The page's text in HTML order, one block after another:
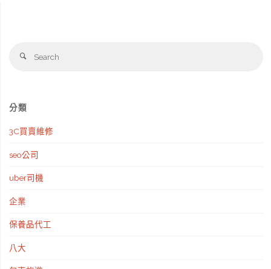
Search
分類
3C買賣維修
seo公司
uber司機
企業
保養品代工
八大